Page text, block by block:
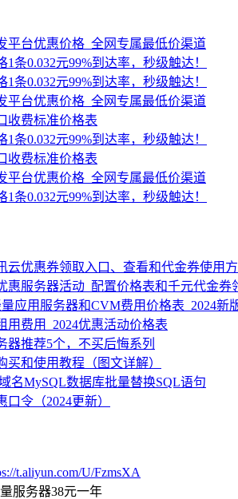
平台优惠价格_全网专属最低价渠道
1条0.032元99%到达率，秒级触达！
1条0.032元99%到达率，秒级触达！
平台优惠价格_全网专属最低价渠道
收费标准价格表
1条0.032元99%到达率，秒级触达！
收费标准价格表
平台优惠价格_全网专属最低价渠道
1条0.032元99%到达率，秒级触达！
云优惠券领取入口、查看和代金券使用
惠服务器活动_配置价格表和千元代金券
应用服务器和CVM费用价格表_2024新
用费用_2024优惠活动价格表
器推荐5个，不买后悔系列
买和使用教程（图文详解）
域名MySQL数据库批量替换SQL语句
口令（2024更新）
t.aliyun.com/U/FzmsXA
服务器38元一年